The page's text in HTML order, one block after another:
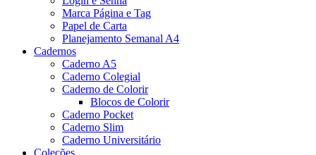
Marca Página e Tag
Papel de Carta
Planejamento Semanal A4
Cadernos
Caderno A5
Caderno Colegial
Caderno de Colorir
Blocos de Colorir
Caderno Pocket
Caderno Slim
Caderno Universitário